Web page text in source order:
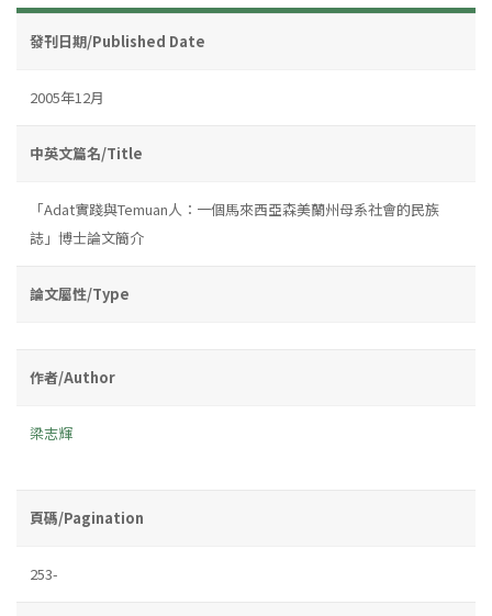
發刊日期/Published Date
2005年12月
中英文篇名/Title
「Adat實踐與Temuan人：一個馬來西亞森美蘭州母系社會的民族
誌」博士論文簡介
論文屬性/Type
作者/Author
梁志輝
頁碼/Pagination
253-